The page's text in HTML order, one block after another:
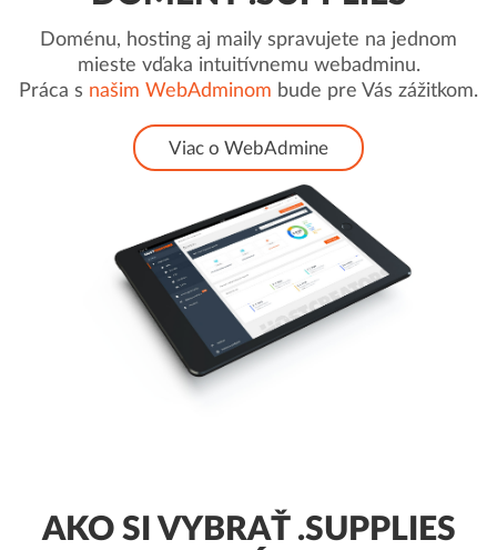
Doménu, hosting aj maily spravujete na jednom
mieste vďaka intuitívnemu webadminu.
Práca s našim WebAdminom bude pre Vás zážitkom.
Viac o WebAdmine
AKO SI VYBRAŤ .SUPPLIES